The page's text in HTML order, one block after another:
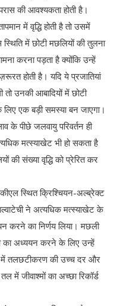
की आवश्यकता होती है।
में वृद्धि होती है तो उसमें
में छोटी मछलियों की तुलना
करना पड़ता है क्योंकि उन्हें
होती है। यदि ये प्रजातियां
उनकी आबादियों में छोटी
लिए एक बड़ी समस्या बन जाएगा।
के पीछे जलवायु परिवर्तन ही
मत्स्याखेट भी हो सकता है
की संख्या वृद्धि को प्रेरित कर
स्थित क्रिश्चियन-अल्ब्रेक्ट
ने अत्यधिक मत्स्याखेट के
करने का निर्णय लिया। मछली
का अध्ययन करने के लिए उन्हें
में तलछटीकरण की उच्च दर और
में जीवाश्मों का अच्छा रिकॉर्ड